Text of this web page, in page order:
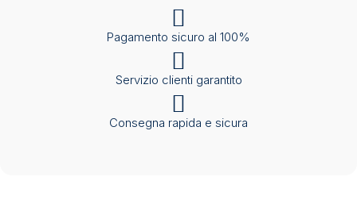
Pagamento sicuro al 100%
Servizio clienti garantito
Consegna rapida e sicura